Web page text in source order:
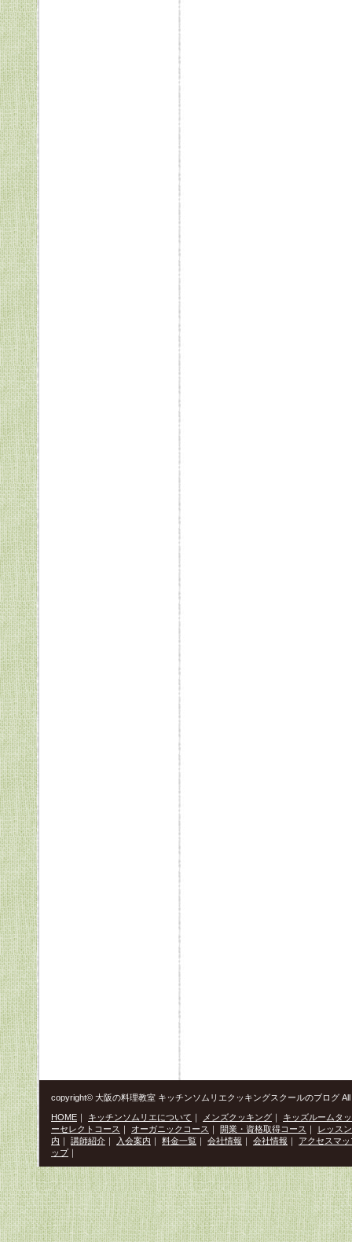
copyright© 大阪の料理教室 キッチンソムリエクッキングスクールのブログ
HOME ｜ キッチンソムリエについて ｜ メンズクッキング ｜
キッズルームタ
ーセレクトコース ｜ オーガニックコース ｜ 開業・資格取得コース ｜
レッス
内 ｜ 講師紹介 ｜ 入会案内 ｜ 料金一覧 ｜ 会社情報 ｜ 会社情報 ｜
アクセスマッ
ップ｜